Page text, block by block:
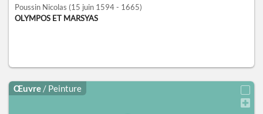
Poussin Nicolas (15 juin 1594 - 1665)
OLYMPOS ET MARSYAS
Œuvre / Peinture